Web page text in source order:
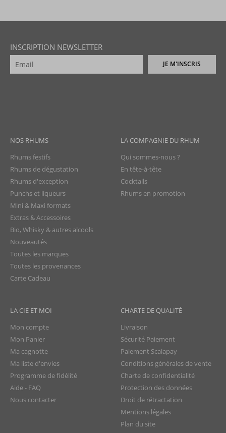
INSCRIPTION NEWSLETTER
JE M'INSCRIS
NOS RHUMS
Rhums festifs
Rhums de dégustation
Rhums d'exception
Punchs et liqueurs
Mini & Maxi formats
Extras & Accessoires
Bio, Whisky & autres alcools
Nouveautés
Toutes les marques
Toutes les provenances
Carte Cadeau
LA COMPAGNIE DU RHUM
Qui sommes-nous ?
En tête-à-tête
Cocktails
Rhums en promotion
LA CIE ET MOI
Mon compte
Mon Panier
Ma cagnotte
Ma liste d'envies
Programme de fidélité
Aide - FAQ
Nous contacter
CHARTE DE QUALITÉ
Livraison
Sécurité Paiement
Paiement Scalapay
Conditions générales de vente
Charte de confidentialité
Protection des données
Droit de rétractation
Mentions légales
Plan du site